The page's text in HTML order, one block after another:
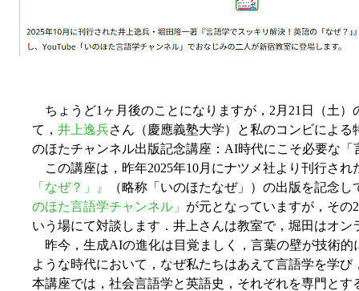
ちょうど1ヶ月後のことになりますが，2月21日（土）
て， 井上逸兵さん（慶應義塾大学）と私のコンビによ
のほたチャンネル出版記念講座：AI時代にこそ必要な「
この講座は，昨年2025年10月にナツメ社より刊行され
「なぜ？」』
（略称「いのほたなぜ」）の出版を記念
のほた言語学チャンネル」 が元となっていますが，その
いう場にて対談します．井上さんは教室で，堀田はオン
昨今，生成AIの進化は目覚ましく，言葉の壁が技術的
ような時代において，なぜ私たちはあえて言語学を学
本講座では，社会言語学と英語史，それぞれを専門と